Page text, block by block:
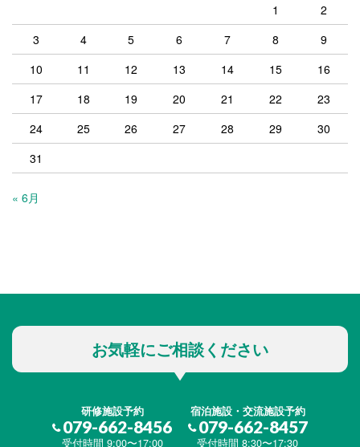
1
2
3
4 5 6 7 8
9
10
11 12 13 14 15
16
17
18 19 20 21 22
23
24
25 26 27 28 29
30
31
« 6月
お気軽にご相談ください
研修施設予約
079-662-8456
受付時間 9:00〜17:00
宿泊施設・交流施設予約
079-662-8457
受付時間 8:30〜17:30